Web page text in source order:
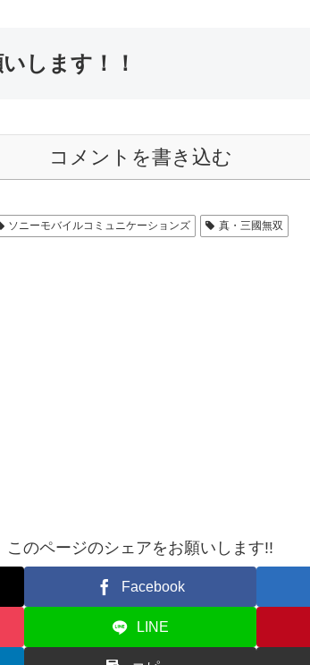
します！！
コメントを書き込む
ソニーモバイルコミュニケーションズ 真・三國無双
このページのシェアをお願いします!!
Facebook
LINE